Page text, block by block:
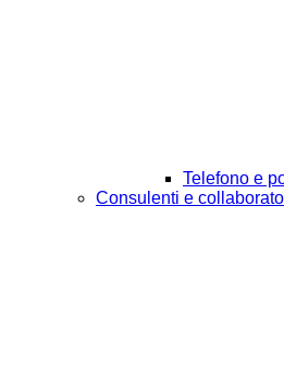
Telefono e
Consulenti e